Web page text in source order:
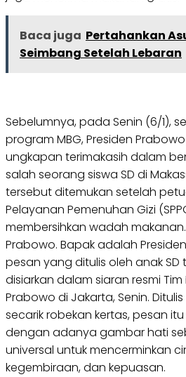
Baca juga Pertahankan
Seimbang Setelah Lebaran
Sebelumnya, pada Senin (6/1),
program MBG, Presiden
ungkapan terimakasih dalam
salah seorang siswa SD di
tersebut ditemukan setelah
Pelayanan Pemenuhan Gizi
membersihkan wadah makanan.
Prabowo. Bapak adalah
pesan yang ditulis oleh anak SD
disiarkan dalam siaran resmi Tim
Prabowo di Jakarta, Senin.
secarik robekan kertas, pesan
dengan adanya gambar hati
universal untuk mencerminkan
kegembiraan, dan kepuasan.